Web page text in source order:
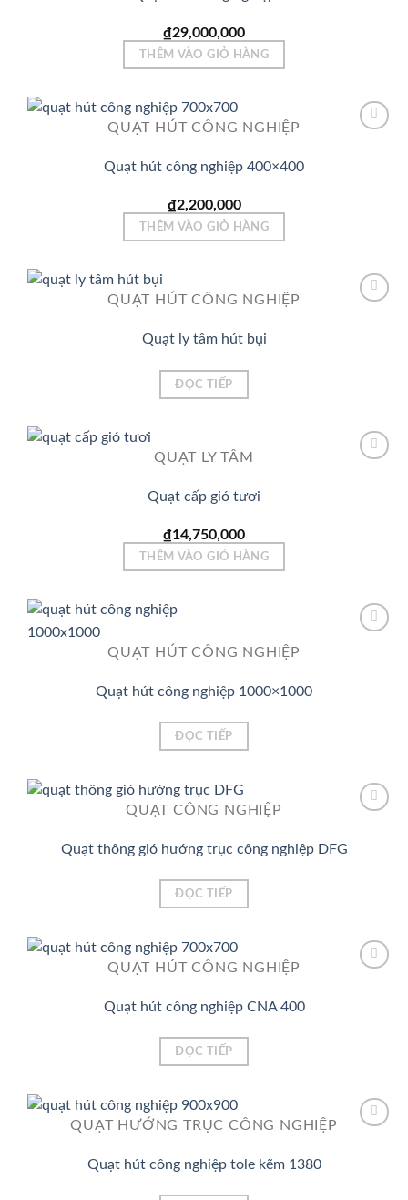
₫29,000,000
THÊM VÀO GIỎ HÀNG
QUẠT HÚT CÔNG NGHIỆP
Quạt hút công nghiệp 400×400
₫2,200,000
THÊM VÀO GIỎ HÀNG
QUẠT HÚT CÔNG NGHIỆP
Quạt ly tâm hút bụi
ĐỌC TIẾP
QUẠT LY TÂM
Quạt cấp gió tươi
₫14,750,000
THÊM VÀO GIỎ HÀNG
QUẠT HÚT CÔNG NGHIỆP
Quạt hút công nghiệp 1000×1000
ĐỌC TIẾP
QUẠT CÔNG NGHIỆP
Quạt thông gió hướng trục công nghiệp DFG
ĐỌC TIẾP
QUẠT HÚT CÔNG NGHIỆP
Quạt hút công nghiệp CNA 400
ĐỌC TIẾP
QUẠT HƯỚNG TRỤC CÔNG NGHIỆP
Quạt hút công nghiệp tole kẽm 1380